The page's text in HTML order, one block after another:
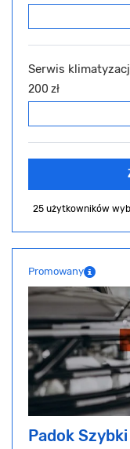
Serwis
200 zł
25 użytkowników
Promowany
Padok